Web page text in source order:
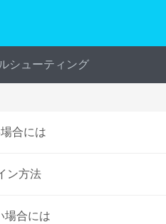
シューティング
合には
ン方法
場合には